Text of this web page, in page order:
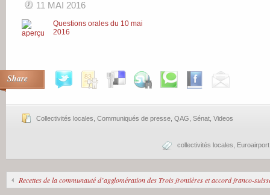
11 MAI 2016
Questions orales du 10 mai
2016
Share
Collectivités locales Communiqués de presse QAG Sénat Videos
collectivités locales Euroairport
Recettes de la communauté d’agglomération des Trois frontières et accord franco-